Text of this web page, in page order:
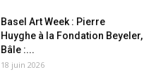
Basel Art Week : Pierre
Huyghe à la Fondation Beyeler,
Bâle :...
18 juin 2026